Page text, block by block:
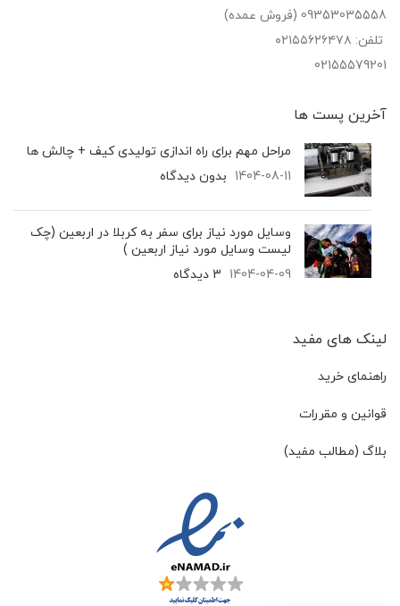
09353035558 (فروش عمده)
تلفن: ۰۲۱۵۵۶۲۶۴۷۸
02155579201
آخرین پست‌ ها
مراحل مهم برای راه اندازی تولیدی کیف + چالش ها
1404-08-11 بدون دیدگاه
وسایل مورد نیاز برای سفر به کربلا در اربعین (چک
لیست وسایل مورد نیاز اربعین )
1404-04-09 3 دیدگاه
لینک های مفید
راهنمای خرید
قوانین و مقررات
بلاگ (مطالب مفید)